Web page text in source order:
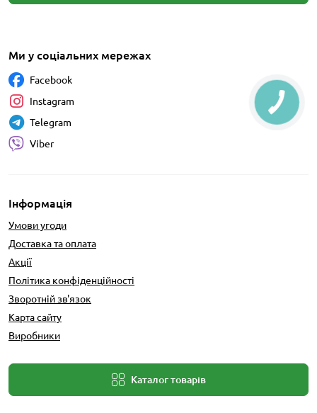
Інформація
Умови угоди
Доставка та оплата
Акції
Політика конфіденційності
Зворотній зв'язок
Карта сайту
Виробники
Каталог товарів
Ми у соціальних мережах
Facebook
Instagram
Telegram
Viber